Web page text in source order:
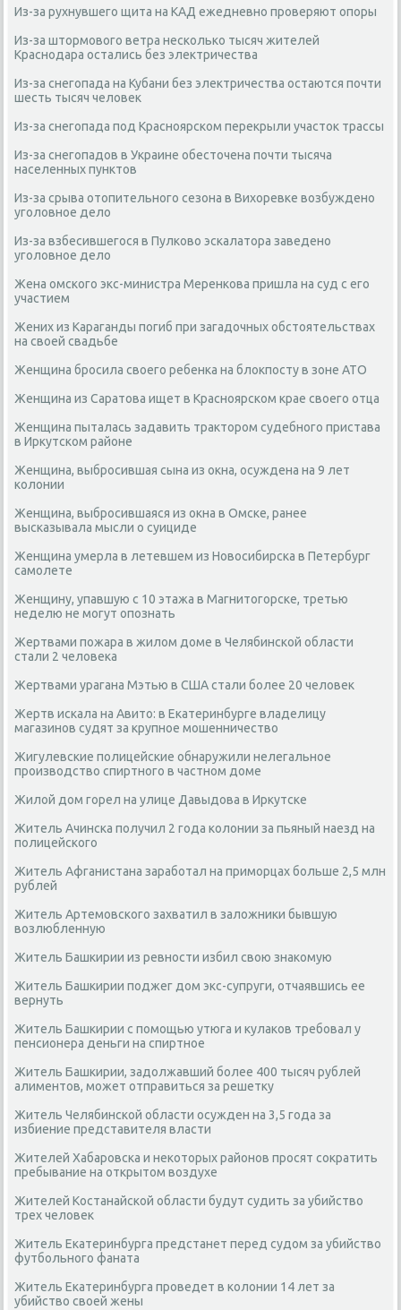
Из-за рухнувшего щита на КАД ежедневно проверяют опоры
Из-за штормового ветра несколько тысяч жителей
Краснодара остались без электричества
Из-за снегопада на Кубани без электричества остаются почти
шесть тысяч человек
Из-за снегопада под Красноярском перекрыли участок трассы
Из-за снегопадов в Украине обесточена почти тысяча
населенных пунктов
Из-за срыва отопительного сезона в Вихоревке возбуждено
уголовное дело
Из-за взбесившегося в Пулково эскалатора заведено
уголовное дело
Жена омского экс-министра Меренкова пришла на суд с его
участием
Жених из Караганды погиб при загадочных обстоятельствах
на своей свадьбе
Женщина бросила своего ребенка на блокпосту в зоне АТО
Женщина из Саратова ищет в Красноярском крае своего отца
Женщина пыталась задавить трактором судебного пристава
в Иркутском районе
Женщина, выбросившая сына из окна, осуждена на 9 лет
колонии
Женщина, выбросившаяся из окна в Омске, ранее
высказывала мысли о суициде
Женщина умерла в летевшем из Новосибирска в Петербург
самолете
Женщину, упавшую с 10 этажа в Магнитогорске, третью
неделю не могут опознать
Жертвами пожара в жилом доме в Челябинской области
стали 2 человека
Жертвами урагана Мэтью в США стали более 20 человек
Жертв искала на Авито: в Екатеринбурге владелицу
магазинов судят за крупное мошенничество
Жигулевские полицейские обнаружили нелегальное
производство спиртного в частном доме
Жилой дом горел на улице Давыдова в Иркутске
Житель Ачинска получил 2 года колонии за пьяный наезд на
полицейского
Житель Афганистана заработал на приморцах больше 2,5 млн
рублей
Житель Артемовского захватил в заложники бывшую
возлюбленную
Житель Башкирии из ревности избил свою знакомую
Житель Башкирии поджег дом экс-супруги, отчаявшись ее
вернуть
Житель Башкирии с помощью утюга и кулаков требовал у
пенсионера деньги на спиртное
Житель Башкирии, задолжавший более 400 тысяч рублей
алиментов, может отправиться за решетку
Житель Челябинской области осужден на 3,5 года за
избиение представителя власти
Жителей Хабаровска и некоторых районов просят сократить
пребывание на открытом воздухе
Жителей Костанайской области будут судить за убийство
трех человек
Житель Екатеринбурга предстанет перед судом за убийство
футбольного фаната
Житель Екатеринбурга проведет в колонии 14 лет за
убийство своей жены